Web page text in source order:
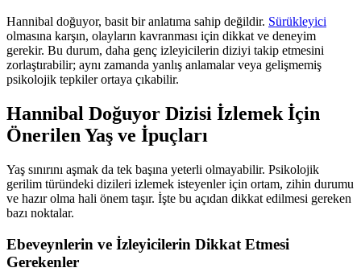
Hannibal doğuyor, basit bir anlatıma sahip değildir. Sürükleyici
olmasına karşın, olayların kavranması için dikkat ve deneyim
gerekir. Bu durum, daha genç izleyicilerin diziyi takip etmesini
zorlaştırabilir; aynı zamanda yanlış anlamalar veya gelişmemiş
psikolojik tepkiler ortaya çıkabilir.
Hannibal Doğuyor Dizisi İzlemek İçin
Önerilen Yaş ve İpuçları
Yaş sınırını aşmak da tek başına yeterli olmayabilir. Psikolojik
gerilim türündeki dizileri izlemek isteyenler için ortam, zihin durumu
ve hazır olma hali önem taşır. İşte bu açıdan dikkat edilmesi gereken
bazı noktalar.
Ebeveynlerin ve İzleyicilerin Dikkat Etmesi
Gerekenler